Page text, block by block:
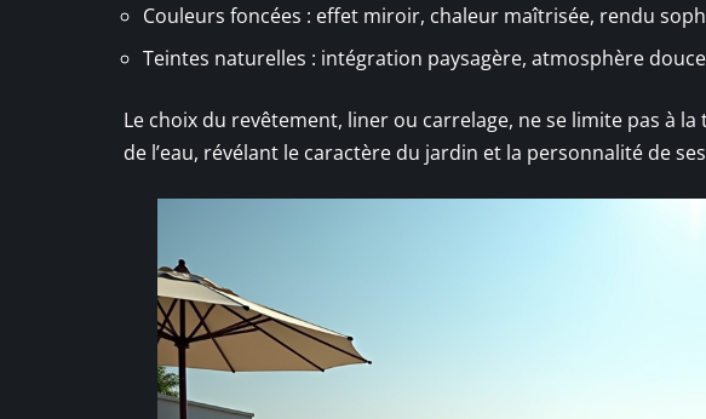
Couleurs foncées : effet miroir, chaleur maîtrisée, rendu
Teintes naturelles : intégration paysagère, atmosphère douce
Le choix du revêtement, liner ou carrelage, ne se limite pas à
de l’eau, révélant le caractère du jardin et la personnalité de